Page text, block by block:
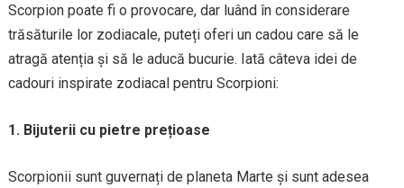
Scorpion poate fi o provocare, dar luând în considerare
trăsăturile lor zodiacale, puteți oferi un cadou care să le
atragă atenția și să le aducă bucurie. Iată câteva idei de
cadouri inspirate zodiacal pentru Scorpioni:
1. Bijuterii cu pietre prețioase
Scorpionii sunt guvernați de planeta Marte și sunt adesea